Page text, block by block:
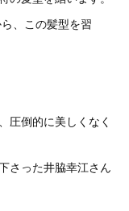
、この髪型を習
圧倒的に美しくなく
さった井脇幸江さん